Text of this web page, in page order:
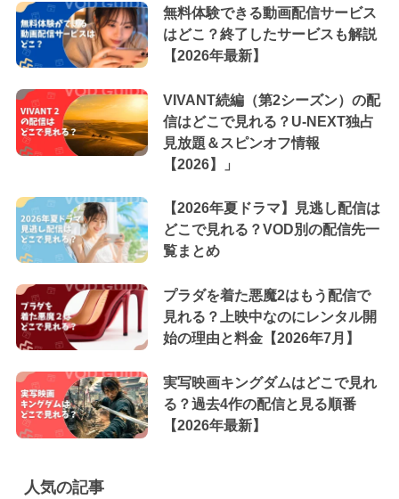
無料体験できる動画配信サービス
はどこ？終了したサービスも解説
【2026年最新】
VIVANT続編（第2シーズン）の配
信はどこで見れる？U-NEXT独占
見放題＆スピンオフ情報
【2026】」
【2026年夏ドラマ】見逃し配信は
どこで見れる？VOD別の配信先一
覧まとめ
プラダを着た悪魔2はもう配信で
見れる？上映中なのにレンタル開
始の理由と料金【2026年7月】
実写映画キングダムはどこで見れ
る？過去4作の配信と見る順番
【2026年最新】
人気の記事